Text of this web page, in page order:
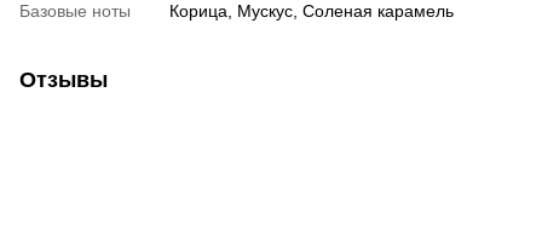
Базовые ноты
Корица, Мускус, Соленая карамель
Отзывы